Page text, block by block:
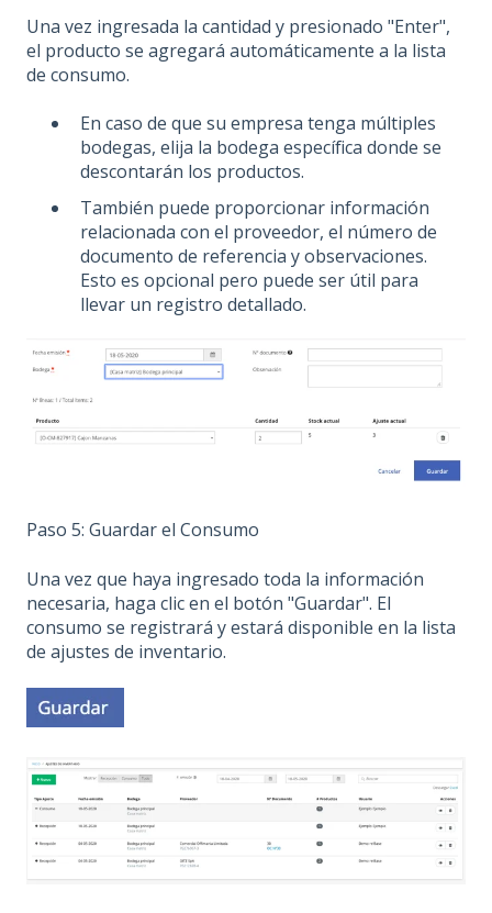
Una vez ingresada la cantidad y presionado "Enter",
el producto se agregará automáticamente a la lista
de consumo.
En caso de que su empresa tenga múltiples
bodegas, elija la bodega específica donde se
descontarán los productos.
También puede proporcionar información
relacionada con el proveedor, el número de
documento de referencia y observaciones.
Esto es opcional pero puede ser útil para
llevar un registro detallado.
Paso 5: Guardar el Consumo
Una vez que haya ingresado toda la información
necesaria, haga clic en el botón "Guardar". El
consumo se registrará y estará disponible en la lista
de ajustes de inventario.